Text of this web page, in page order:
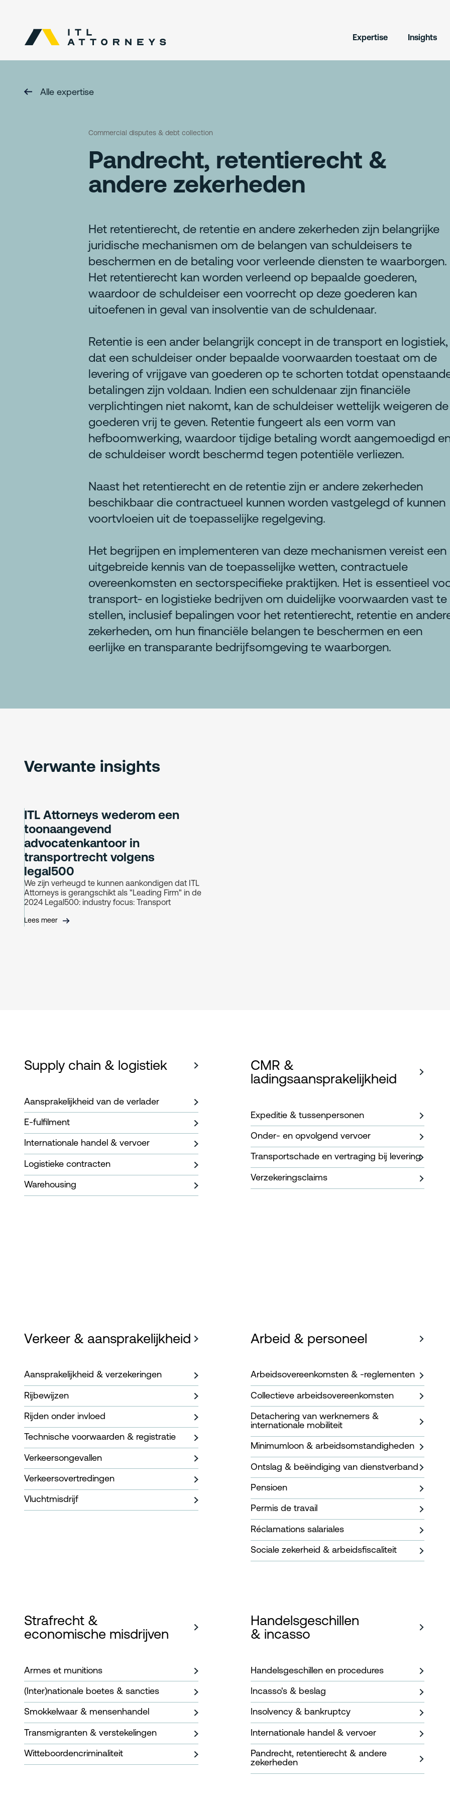
Expertise Insights
Alle expertise
Commercial disputes & debt collection
Pandrecht, retentierecht &
andere zekerheden
Het retentierecht, de retentie en andere zekerheden zijn belangrijke
juridische mechanismen om de belangen van schuldeisers te
beschermen en de betaling voor verleende diensten te waarborgen.
Het retentierecht kan worden verleend op bepaalde goederen,
waardoor de schuldeiser een voorrecht op deze goederen kan
uitoefenen in geval van insolventie van de schuldenaar.
Retentie is een ander belangrijk concept in de transport en logistiek,
dat een schuldeiser onder bepaalde voorwaarden toestaat om de
levering of vrijgave van goederen op te schorten totdat
betalingen zijn voldaan. Indien een schuldenaar zijn financiële
verplichtingen niet nakomt, kan de schuldeiser wettelijk weigeren de
goederen vrij te geven. Retentie fungeert als een vorm van
hefboomwerking, waardoor tijdige betaling wordt aangemoedigd
de schuldeiser wordt beschermd tegen potentiële verliezen.
Naast het retentierecht en de retentie zijn er andere zekerheden
beschikbaar die contractueel kunnen worden vastgelegd of kunnen
voortvloeien uit de toepasselijke regelgeving.
Het begrijpen en implementeren van deze mechanismen vereist een
uitgebreide kennis van de toepasselijke wetten, contractuele
overeenkomsten en sectorspecifieke praktijken. Het is essentieel
transport- en logistieke bedrijven om duidelijke voorwaarden vast te
stellen, inclusief bepalingen voor het retentierecht, retentie en
zekerheden, om hun financiële belangen te beschermen en een
eerlijke en transparante bedrijfsomgeving te waarborgen.
Verwante insights
ITL Attorneys wederom een
toonaangevend
advocatenkantoor in
transportrecht volgens
legal500
We zijn verheugd te kunnen aankondigen dat ITL
Attorneys is gerangschikt als "Leading Firm" in de
2024 Legal500: industry focus: Transport
Lees meer
Supply chain & logistiek
Aansprakelijkheid van de verlader
E-fulfilment
Internationale handel & vervoer
Logistieke contracten
Warehousing
CMR &
ladingsaansprakelijkheid
Expeditie & tussenpersonen
Onder- en opvolgend vervoer
Transportschade en vertraging bij levering
Verzekeringsclaims
Verkeer & aansprakelijkheid
Aansprakelijkheid & verzekeringen
Rijbewijzen
Rijden onder invloed
Technische voorwaarden & registratie
Verkeersongevallen
Verkeersovertredingen
Vluchtmisdrijf
Arbeid & personeel
Arbeidsovereenkomsten & -reglementen
Collectieve arbeidsovereenkomsten
Detachering van werknemers &
internationale mobiliteit
Minimumloon & arbeidsomstandigheden
Ontslag & beëindiging van dienstverband
Pensioen
Permis de travail
Réclamations salariales
Sociale zekerheid & arbeidsfiscaliteit
Strafrecht &
economische misdrijven
Armes et munitions
(Inter)nationale boetes & sancties
Smokkelwaar & mensenhandel
Transmigranten & verstekelingen
Witteboordencriminaliteit
Handelsgeschillen
& incasso
Handelsgeschillen en procedures
Incasso's & beslag
Insolvency & bankruptcy
Internationale handel & vervoer
Pandrecht, retentierecht & andere
zekerheden